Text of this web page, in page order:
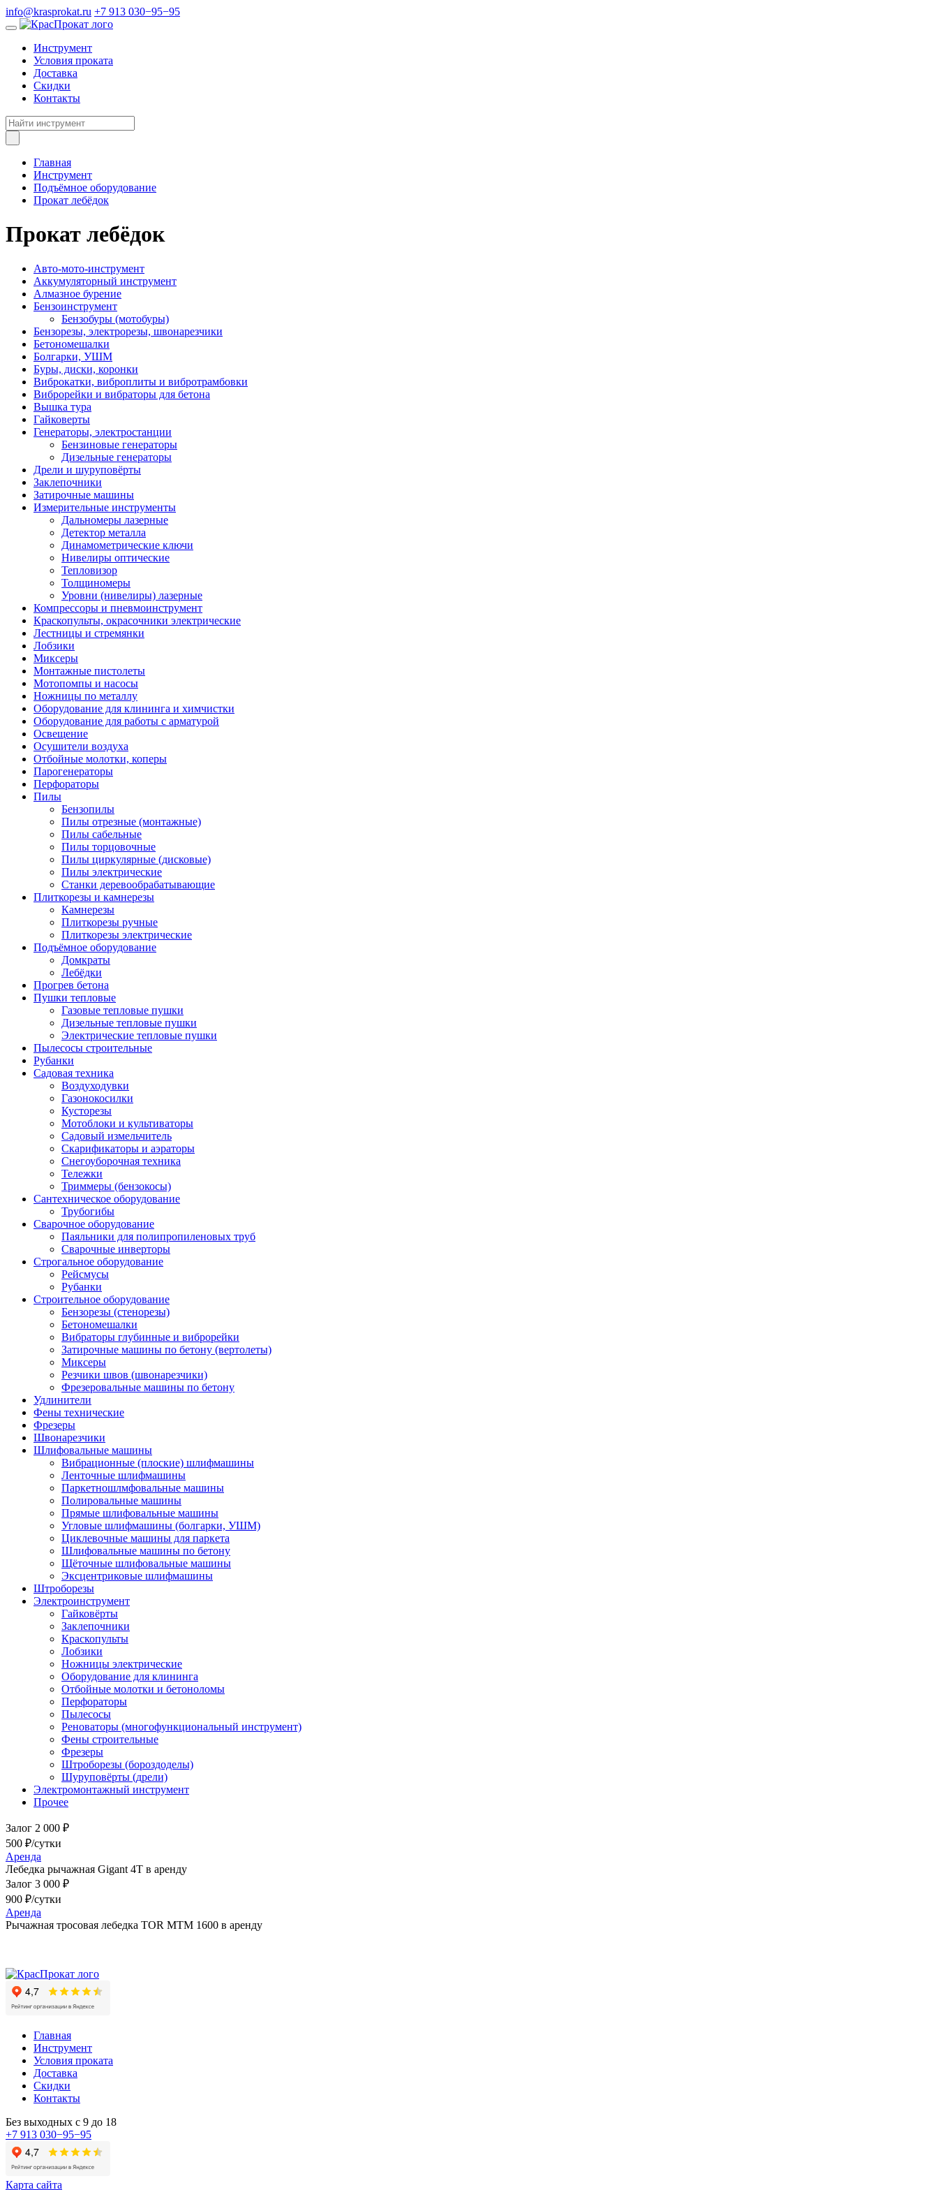
info@krasprokat.ru +7 913 030−95−95
Инструмент
Условия проката
Доставка
Скидки
Контакты
Главная
Инструмент
Подъёмное оборудование
Прокат лебёдок
Прокат лебёдок
Авто-мото-инструмент
Аккумуляторный инструмент
Алмазное бурение
Бензоинструмент
Бензобуры (мотобуры)
Бензорезы, электрорезы, швонарезчики
Бетономешалки
Болгарки, УШМ
Буры, диски, коронки
Виброкатки, виброплиты и вибротрамбовки
Виброрейки и вибраторы для бетона
Вышка тура
Гайковерты
Генераторы, электростанции
Бензиновые генераторы
Дизельные генераторы
Дрели и шуруповёрты
Заклепочники
Затирочные машины
Измерительные инструменты
Дальномеры лазерные
Детектор металла
Динамометрические ключи
Нивелиры оптические
Тепловизор
Толщиномеры
Уровни (нивелиры) лазерные
Компрессоры и пневмоинструмент
Краскопульты, окрасочники электрические
Лестницы и стремянки
Лобзики
Миксеры
Монтажные пистолеты
Мотопомпы и насосы
Ножницы по металлу
Оборудование для клининга и химчистки
Оборудование для работы с арматурой
Освещение
Осушители воздуха
Отбойные молотки, коперы
Парогенераторы
Перфораторы
Пилы
Бензопилы
Пилы отрезные (монтажные)
Пилы сабельные
Пилы торцовочные
Пилы циркулярные (дисковые)
Пилы электрические
Станки деревообрабатывающие
Плиткорезы и камнерезы
Камнерезы
Плиткорезы ручные
Плиткорезы электрические
Подъёмное оборудование
Домкраты
Лебёдки
Прогрев бетона
Пушки тепловые
Газовые тепловые пушки
Дизельные тепловые пушки
Электрические тепловые пушки
Пылесосы строительные
Рубанки
Садовая техника
Воздуходувки
Газонокосилки
Кусторезы
Мотоблоки и культиваторы
Садовый измельчитель
Скарификаторы и аэраторы
Снегоуборочная техника
Тележки
Триммеры (бензокосы)
Сантехническое оборудование
Трубогибы
Сварочное оборудование
Паяльники для полипропиленовых труб
Сварочные инверторы
Строгальное оборудование
Рейсмусы
Рубанки
Строительное оборудование
Бензорезы (стенорезы)
Бетономешалки
Вибраторы глубинные и виброрейки
Затирочные машины по бетону (вертолеты)
Миксеры
Резчики швов (швонарезчики)
Фрезеровальные машины по бетону
Удлинители
Фены технические
Фрезеры
Швонарезчики
Шлифовальные машины
Вибрационные (плоские) шлифмашины
Ленточные шлифмашины
Паркетношлмфовальные машины
Полировальные машины
Прямые шлифовальные машины
Угловые шлифмашины (болгарки, УШМ)
Циклевочные машины для паркета
Шлифовальные машины по бетону
Щёточные шлифовальные машины
Эксцентриковые шлифмашины
Штроборезы
Электроинструмент
Гайковёрты
Заклепочники
Краскопульты
Лобзики
Ножницы электрические
Оборудование для клининга
Отбойные молотки и бетоноломы
Перфораторы
Пылесосы
Реноваторы (многофункциональный инструмент)
Фены строительные
Фрезеры
Штроборезы (бороздоделы)
Шуруповёрты (дрели)
Электромонтажный инструмент
Прочее
Залог 2 000 ₽
500 ₽/сутки
Аренда
Лебедка рычажная Gigant 4Т в аренду
Залог 3 000 ₽
900 ₽/сутки
Аренда
Рычажная тросовая лебедка TOR МТМ 1600 в аренду
Главная
Инструмент
Условия проката
Доставка
Скидки
Контакты
Без выходных с 9 до 18
+7 913 030−95−95
Карта сайта